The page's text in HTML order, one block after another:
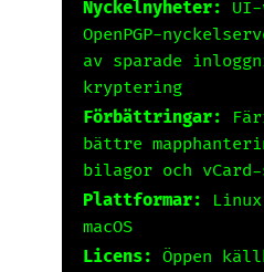
Nyckelnyheter:
OpenPGP-
av sparade
kryptering
Förbättringar:
bättre
bilagor och vCard-
Plattformar:
macOS
Licens: Öppen